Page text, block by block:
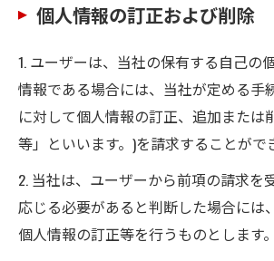
個人情報の訂正および削除
1. ユーザーは、当社の保有する自己の
情報である場合には、当社が定める手
に対して個人情報の訂正、追加または
等」といいます。)を請求することがで
2. 当社は、ユーザーから前項の請求を
応じる必要があると判断した場合には
個人情報の訂正等を行うものとします。